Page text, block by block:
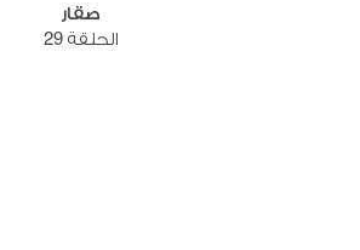
صقار
الحلقة 29